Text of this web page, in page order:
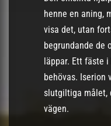
henne en aning,
visa det, utan
begrundande de
läppar. Ett fäste
behövas.
slutgiltiga målet,
vägen.